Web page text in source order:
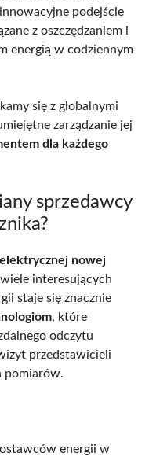
podejście
z oszczędzaniem i
energią w codziennym
się z globalnymi
zarządzanie jej
dla każdego
sprzedawcy
nowej
interesujących
staje się znacznie
, które
odczytu
przedstawicieli
pomiarów.
energii w